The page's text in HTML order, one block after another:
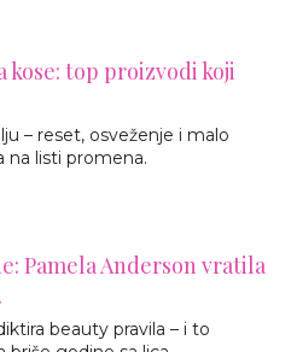
top proizvodi koji
– reset, osveženje i malo
na listi promena.
Pamela Anderson vratila
beauty pravila – i to